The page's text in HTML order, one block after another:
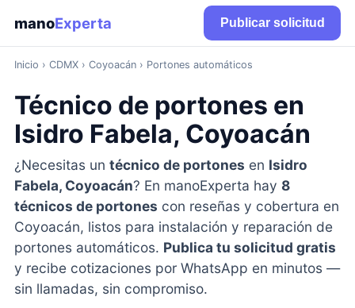
manoExperta Publicar solicitud
Inicio › CDMX› Coyoacán › Portones automáticos
Técnico de portones en
Isidro Fabela, Coyoacán
¿Necesitas un técnico de portones en Isidro
Fabela, Coyoacán? En manoExperta hay 8
técnicos de portones con reseñas y cobertura en
Coyoacán, listos para instalación y reparación de
portones automáticos. Publica tu solicitud gratis
y recibe cotizaciones por WhatsApp en minutos —
sin llamadas, sin compromiso.